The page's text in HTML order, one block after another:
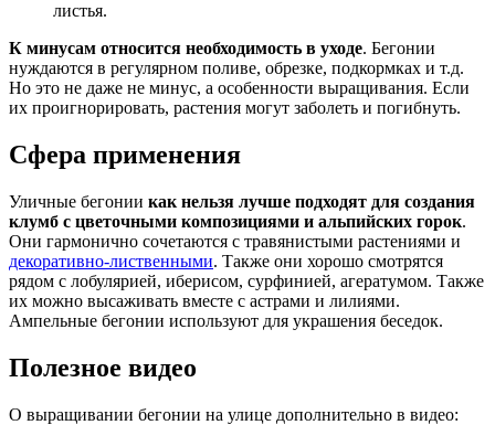
листья.
К минусам относится необходимость в уходе. Бегонии
нуждаются в регулярном поливе, обрезке, подкормках и т.д.
Но это не даже не минус, а особенности выращивания. Если
их проигнорировать, растения могут заболеть и погибнуть.
Сфера применения
Уличные бегонии как нельзя лучше подходят для создания
клумб с цветочными композициями и альпийских горок.
Они гармонично сочетаются с травянистыми растениями и
декоративно-лиственными. Также они хорошо смотрятся
рядом с лобулярией, иберисом, сурфинией, агератумом. Также
их можно высаживать вместе с астрами и лилиями.
Ампельные бегонии используют для украшения беседок.
Полезное видео
О выращивании бегонии на улице дополнительно в видео: